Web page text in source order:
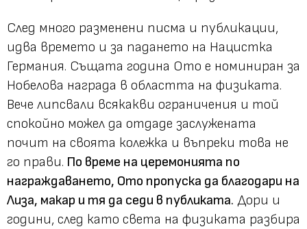
След много разменени писма и публикации,
идва времето и за падането на Нацистка
Германия. Същата година Ото е номиниран за
Нобелова награда в областта на физиката.
Вече липсвали всякакви ограничения и той
спокойно можел да отдаде заслужената
почит на своята колежка и въпреки това не
го прави. По време на церемонията по
награждаването, Ото пропуска да благодари на
Лиза, макар и тя да седи в публиката. Дори и
години, след като света на физиката разбира